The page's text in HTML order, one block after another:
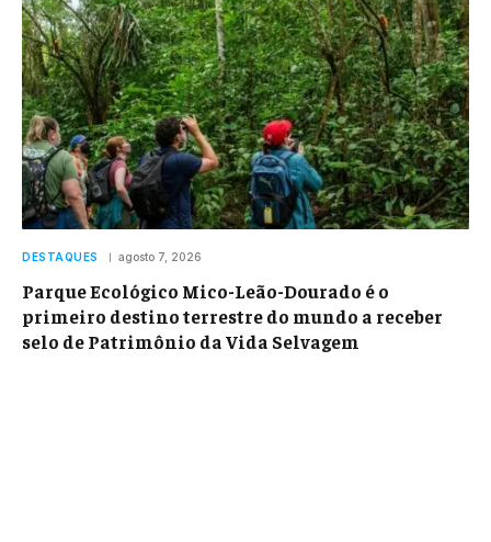
DESTAQUES agosto 7, 2026
Parque Ecológico Mico-Leão-Dourado é o
primeiro destino terrestre do mundo a receber
selo de Patrimônio da Vida Selvagem